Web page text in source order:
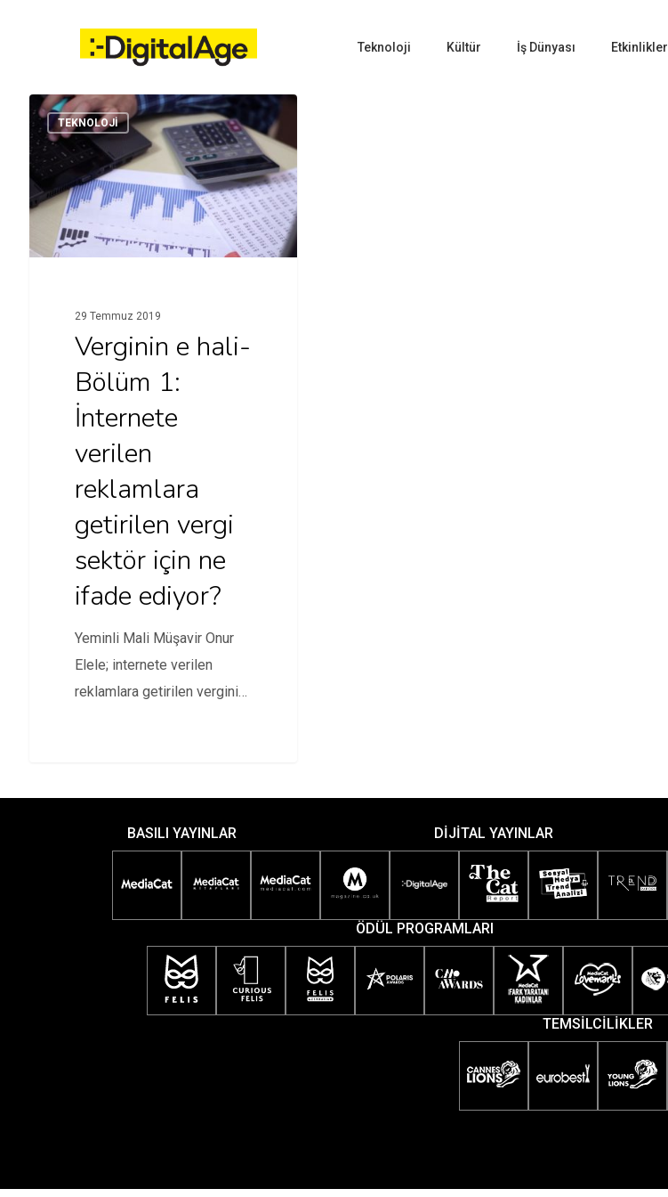
Hit enter to search or ESC to close
Teknoloji Kültür İş Dünyası Etkinlikler
TEKNOLOJI
29 Temmuz 2019
Verginin e hali-
Bölüm 1:
İnternete
verilen
reklamlara
getirilen vergi
sektör için ne
ifade ediyor?
Yeminli Mali Müşavir Onur
Elele; internete verilen
reklamlara getirilen verginin
BASILI YAYINLAR DİJİTAL YAYINLAR
ÖDÜL PROGRAMLARI
TEMSİLCİLİKLER